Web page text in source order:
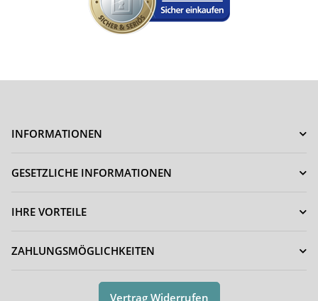
INFORMATIONEN
GESETZLICHE INFORMATIONEN
IHRE VORTEILE
ZAHLUNGSMÖGLICHKEITEN
Vertrag Widerrufen